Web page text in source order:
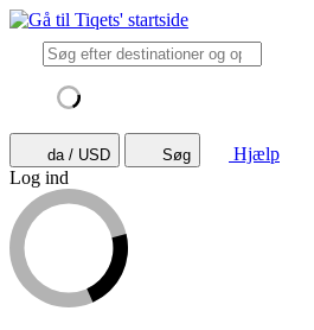
da / USD Søg
Hjælp
Log ind